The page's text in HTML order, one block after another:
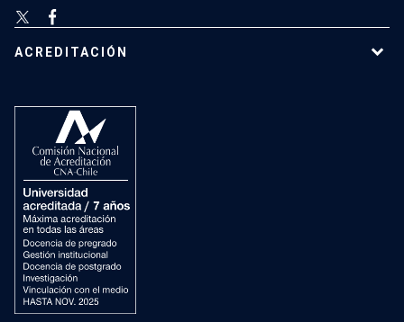
ACREDITACIÓN